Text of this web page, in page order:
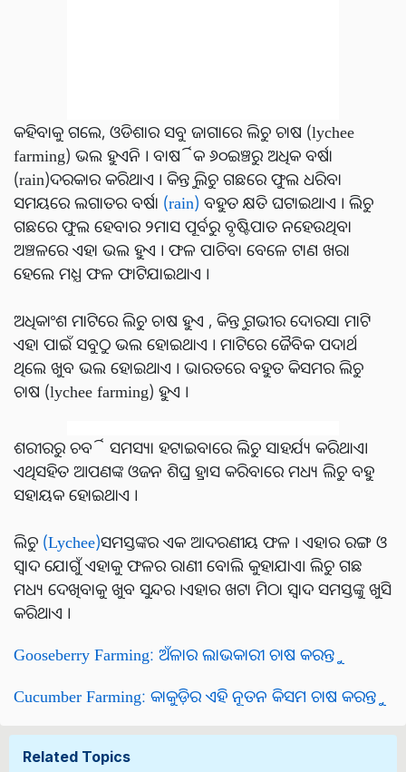
କହିବାକୁ ଗଲେ, ଓଡିଶାର ସବୁ ଜାଗାରେ ଲିଚୁ ଚାଷ (lychee
farming) ଭଲ ହୁଏନି । ବାର୍ଷିକ ୬୦ଇଞ୍ଚରୁ ଅଧିକ ବର୍ଷା
(rain)ଦରକାର କରିଥାଏ । କିନ୍ତୁ ଲିଚୁ ଗଛରେ ଫୁଲ ଧରିବା
ସମୟରେ ଲଗାତର ବର୍ଷା (rain) ବହୁତ କ୍ଷତି ଘଟାଇଥାଏ । ଲିଚୁ
ଗଛରେ ଫୁଲ ହେବାର ୨ମାସ ପୂର୍ବରୁ ବୃଷ୍ଟିପାତ ନହେଉଥିବା
ଅଞ୍ଚଳରେ ଏହା ଭଲ ହୁଏ । ଫଳ ପାଚିବା ବେଳେ ଟାଣ ଖରା
ହେଲେ ମଧ୍ଯ ଫଳ ଫାଟିଯାଇଥାଏ ।
ଅଧିକାଂଶ ମାଟିରେ ଲିଚୁ ଚାଷ ହୁଏ , କିନ୍ତୁ ଗଭୀର ଦୋରସା ମାଟି
ଏହା ପାଇଁ ସବୁଠୁ ଭଲ ହୋଇଥାଏ । ମାଟିରେ ଜୈବିକ ପଦାର୍ଥ
ଥିଲେ ଖୁବ ଭଲ ହୋଇଥାଏ । ଭାରତରେ ବହୁତ କିସମର ଲିଚୁ
ଚାଷ (lychee farming) ହୁଏ ।
ଶରୀରରୁ ଚର୍ବି ସମସ୍ୟା ହଟାଇବାରେ ଲିଚୁ ସାହର୍ଯ୍ୟ କରିଥାଏ।
ଏଥିସହିତ ଆପଣଙ୍କ ଓଜନ ଶିଘ୍ର ହ୍ରାସ କରିବାରେ ମଧ୍ୟ ଲିଚୁ ବହୁ
ସହାୟକ ହୋଇଥାଏ ।
ଲିଚୁ (Lychee)ସମସ୍ତଙ୍କର ଏକ ଆଦରଣୀୟ ଫଳ । ଏହାର ରଙ୍ଗ ଓ
ସ୍ଵାଦ ଯୋଗୁଁ ଏହାକୁ ଫଳର ରାଣୀ ବୋଲି କୁହାଯାଏ। ଲିଚୁ ଗଛ
ମଧ୍ୟ ଦେଖିବାକୁ ଖୁବ ସୁନ୍ଦର ।ଏହାର ଖଟା ମିଠା ସ୍ଵାଦ ସମସ୍ତଙ୍କୁ ଖୁସି
କରିଥାଏ ।
Gooseberry Farming: ଅଁଳାର ଲାଭକାରୀ ଚାଷ କରନ୍ତୁ
Cucumber Farming: କାକୁଡ଼ିର ଏହି ନୂତନ କିସମ ଚାଷ କରନ୍ତୁ
Related Topics